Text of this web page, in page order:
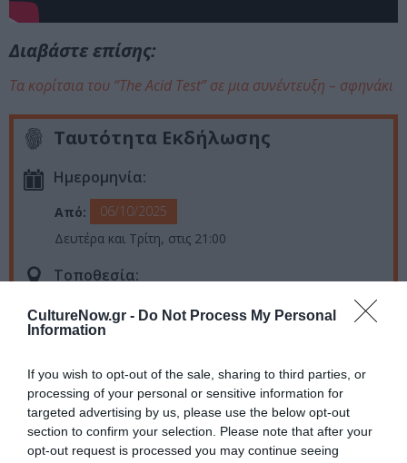
CultureNow.gr - Do Not Process My Personal
Information
If you wish to opt-out of the sale, sharing to third parties, or
processing of your personal or sensitive information for
targeted advertising by us, please use the below opt-out
section to confirm your selection. Please note that after your
opt-out request is processed you may continue seeing
Διαβάστε επίσης:
Τα κορίτσια του “The Acid Test” σε μια συνέντευξη – σφηνάκι
Ταυτότητα Εκδήλωσης
Ημερομηνία:
Από:
06/10/2025
Δευτέρα και Τρίτη, στις 21:00
Τοποθεσία:
Θέατρο Έν Άθήναις, Ιάκχου 19, Γκάζι
Eισιτήρια:
16€ κανονικό, 13€ μειωμένο (φοιτητικό, ΑμεΑ)